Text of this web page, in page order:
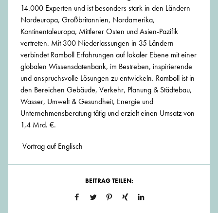
14.000 Experten und ist besonders stark in den Ländern
Nordeuropa, Großbritannien, Nordamerika,
Kontinentaleuropa, Mittlerer Osten und Asien-Pazifik
vertreten. Mit 300 Niederlassungen in 35 Ländern
verbindet Ramboll Erfahrungen auf lokaler Ebene mit einer
globalen Wissensdatenbank, im Bestreben, inspirierende
und anspruchsvolle Lösungen zu entwickeln. Ramboll ist in
den Bereichen Gebäude, Verkehr, Planung & Städtebau,
Wasser, Umwelt & Gesundheit, Energie und
Unternehmensberatung tätig und erzielt einen Umsatz von
1,4 Mrd. €.
Vortrag auf Englisch
BEITRAG TEILEN: